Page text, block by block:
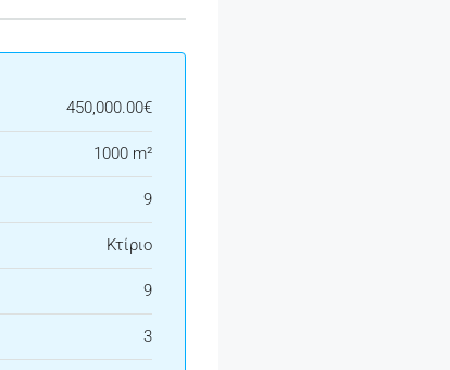
450,000.00€
1000 m²
9
Κτίριο
9
3